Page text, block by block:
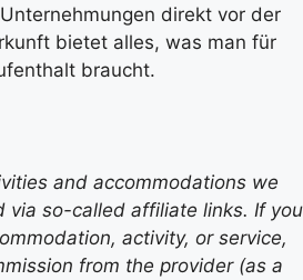
direkt vor der
bietet alles, was man für
braucht.
and accommodations we
via so-called affiliate links. If you
activity, or service,
from the provider (as a